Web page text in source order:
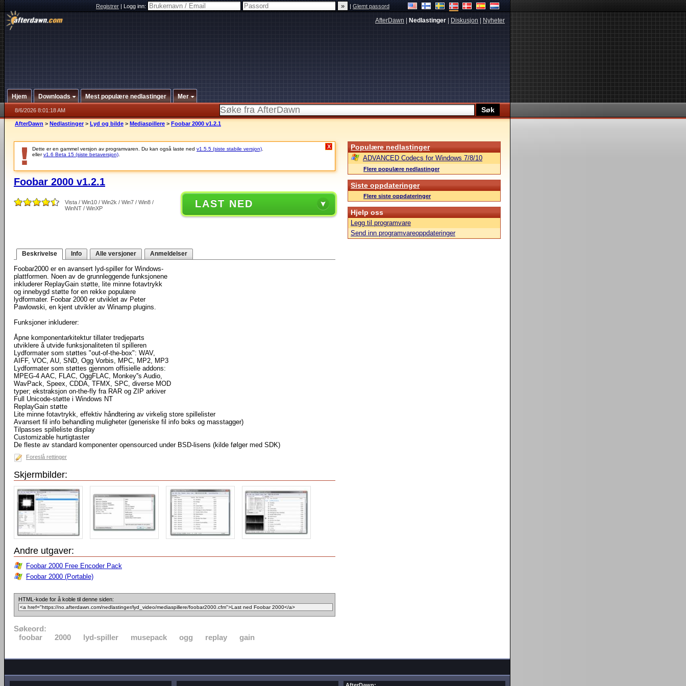
Registrer|Logg inn: |Glemt passord
AfterDawn Nedlastinger Diskusjon Nyheter
Hjem Downloads Mest populære nedlastinger Mer
8/6/2026 8:01:18 AM
AfterDawn > Nedlastinger > Lyd og bilde > Mediaspillere > Foobar 2000 v1.2.1
Dette er en gammel versjon av programvaren. Du kan også laste ned v1.5.5 (siste stabile versjon)
ellerv1.6 Beta 15 (siste betaversjon)
X
Foobar 2000 v1.2.1
Vista / Win10 / Win2k / Win7 / Win8 /
WinNT / WinXP
LAST NED
Beskrivelse Info Alle versjoner Anmeldelser
Foobar2000 er en avansert lyd-spiller for Windows-
plattformen. Noen av de grunnleggende funksjonene
inkluderer ReplayGain støtte, lite minne fotavtrykk
og innebygd støtte for en rekke populære
lydformater. Foobar 2000 er utviklet av Peter
Pawlowski, en kjent utvikler av Winamp plugins.
Funksjoner inkluderer:
Åpne komponentarkitektur tillater tredjeparts
utviklere å utvide funksjonaliteten til spilleren
Lydformater som støttes "out-of-the-box": WAV,
AIFF, VOC, AU, SND, Ogg Vorbis, MPC, MP2, MP3
Lydformater som støttes gjennom offisielle addons:
MPEG-4 AAC, FLAC, OggFLAC, Monkey''s Audio,
WavPack, Speex, CDDA, TFMX, SPC, diverse MOD
typer; ekstraksjon on-the-fly fra RAR og ZIP arkiver
Full Unicode-støtte i Windows NT
ReplayGain støtte
Lite minne fotavtrykk, effektiv håndtering av virkelig store spillelister
Avansert fil info behandling muligheter (generiske fil info boks og masstagger)
Tilpasses spilleliste display
Customizable hurtigtaster
De fleste av standard komponenter opensourced under BSD-lisens (kilde følger med SDK)
Foreslå rettinger
Skjermbilder:
Andre utgaver:
Foobar 2000 Free Encoder Pack
Foobar 2000 (Portable)
HTML-kode for å koble til denne siden:
Søkeord:
foobar
2000 lyd-spiller musepack ogg replay gain
Populære nedlastinger
ADVANCED Codecs for Windows 7/8/10
Flere populære nedlastinger
Siste oppdateringer
Flere siste oppdateringer
Hjelp oss
Legg til programvare
Send inn programvareoppdateringer